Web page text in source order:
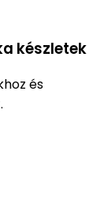
készletek
és